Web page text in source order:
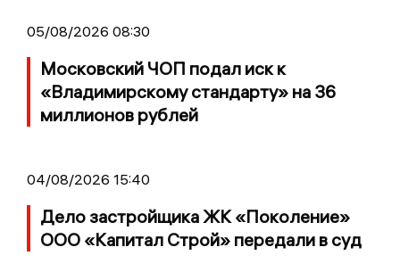
05/08/2026 08:30
Московский ЧОП подал иск к
«Владимирскому стандарту» на 36
миллионов рублей
04/08/2026 15:40
Дело застройщика ЖК «Поколение»
ООО «Капитал Строй» передали в суд